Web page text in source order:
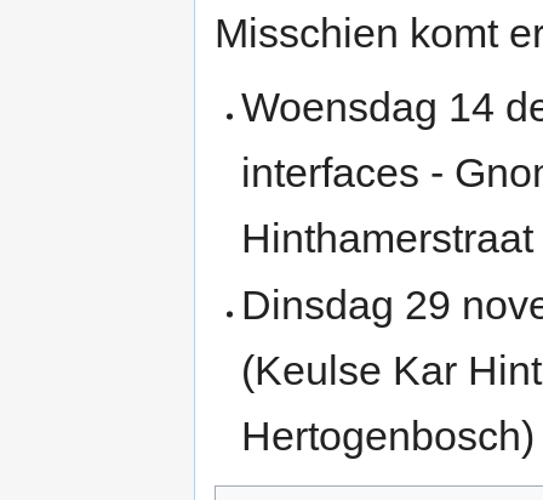
Misschien komt
Woensdag 14
interfaces -
Dinsdag 29
(Keulse Kar
Hertogenbosch)